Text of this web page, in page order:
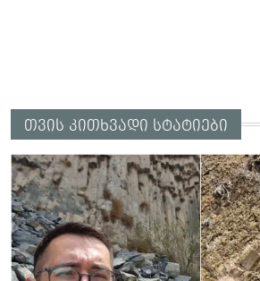
თვის კითხვადი სტატიები